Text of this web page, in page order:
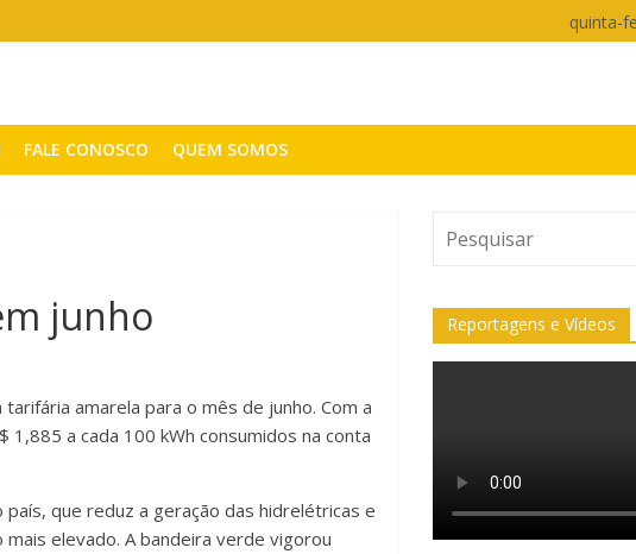
quinta-
FALE CONOSCO QUEM SOMOS
junho
amarela para o mês de junho. Com a
1,885 a cada 100 kWh consumidos na conta
que reduz a geração das hidrelétricas e
elevado. A bandeira verde vigorou
Reportagens e Vídeos